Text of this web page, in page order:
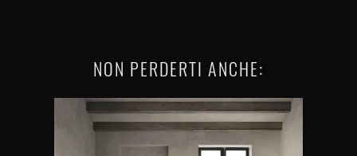
NON PERDERTI ANCHE: